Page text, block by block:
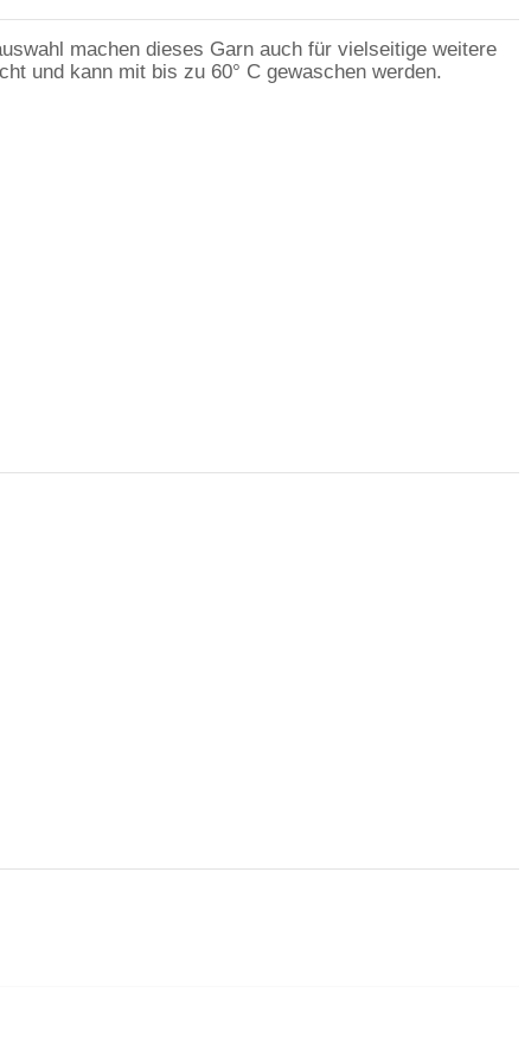
machen dieses Garn auch für vielseitige weitere
und kann mit bis zu 60° C gewaschen werden.